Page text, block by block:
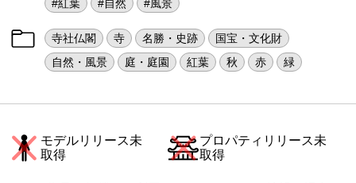
#紅葉
#自然 #風景
寺社仏閣 寺 名勝・史跡
国宝・文化財
自然・風景
庭・庭園 紅葉 秋 赤 緑
モデルリリース未
取得
プロパティリリース未
取得